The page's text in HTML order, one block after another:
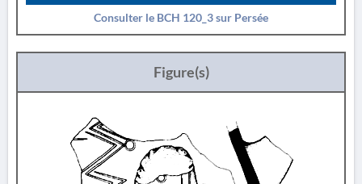
Consulter le BCH 120_3 sur Persée
Figure(s)